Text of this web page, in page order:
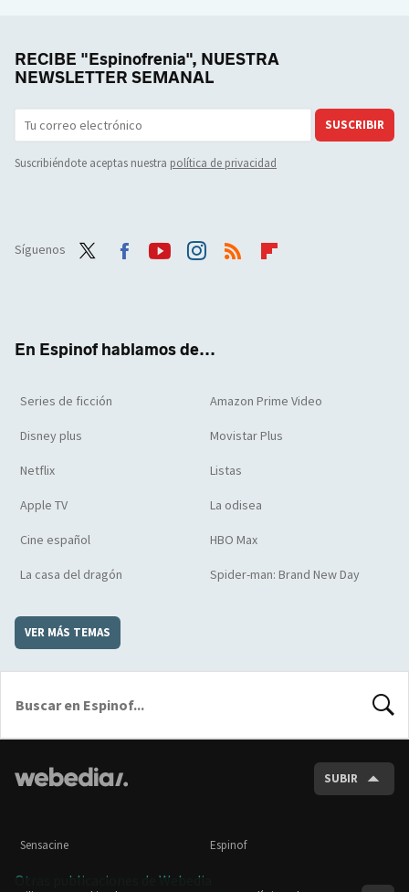
RECIBE "Espinofrenia", NUESTRA
NEWSLETTER SEMANAL
SUSCRIBIR
Suscribiéndote aceptas nuestra política de privacidad
Síguenos
En Espinof hablamos de...
Series de ficción Amazon Prime Video
Disney plus Movistar Plus
Netflix Listas
Apple TV La odisea
Cine español HBO Max
La casa del dragón Spider-man: Brand New Day
VER MÁS TEMAS
SUBIR
Sensacine Espinof
Otras publicaciones de Webedia